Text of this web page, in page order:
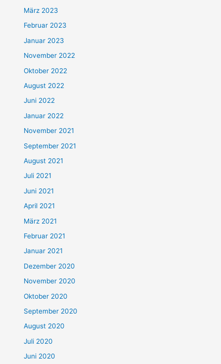
März 2023
Februar 2023
Januar 2023
November 2022
Oktober 2022
August 2022
Juni 2022
Januar 2022
November 2021
September 2021
August 2021
Juli 2021
Juni 2021
April 2021
März 2021
Februar 2021
Januar 2021
Dezember 2020
November 2020
Oktober 2020
September 2020
August 2020
Juli 2020
Juni 2020